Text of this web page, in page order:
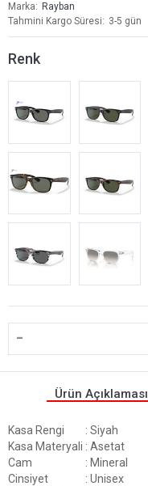
Marka
Rayban
Tahmini Kargo Süresi
3-5 gün
Renk
-
Ürün Açıklaması
Kasa Rengi
: Siyah
Kasa Materyali : Asetat
Cam
: Mineral
Cinsiyet
: Unisex